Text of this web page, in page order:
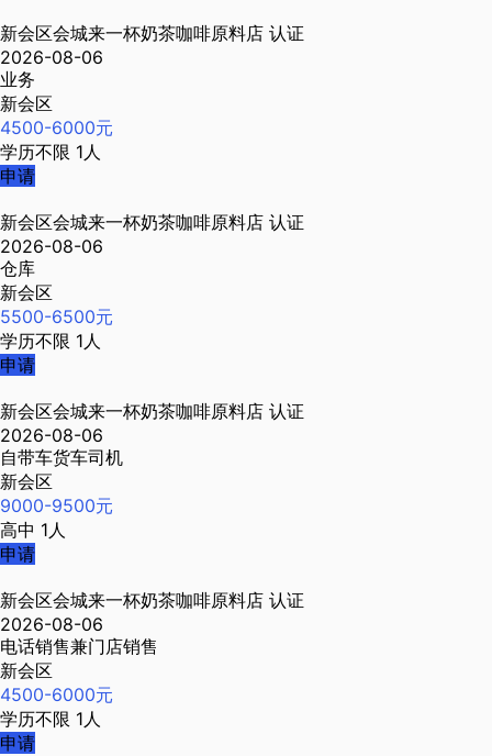
新会区会城来一杯奶茶咖啡原料店 认证
2026-08-06
业务
新会区
4500-6000元
学历不限 1人
申请
新会区会城来一杯奶茶咖啡原料店 认证
2026-08-06
仓库
新会区
5500-6500元
学历不限 1人
申请
新会区会城来一杯奶茶咖啡原料店 认证
2026-08-06
自带车货车司机
新会区
9000-9500元
高中 1人
申请
新会区会城来一杯奶茶咖啡原料店 认证
2026-08-06
电话销售兼门店销售
新会区
4500-6000元
学历不限 1人
申请